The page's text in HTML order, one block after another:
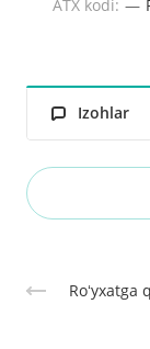
ATX kodi: —
Izohlar
Roʻyxatga